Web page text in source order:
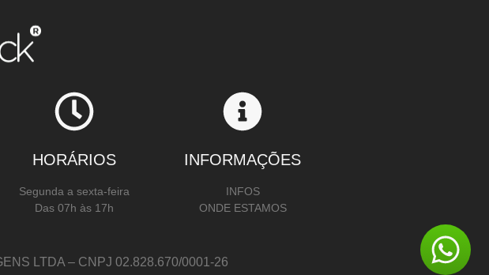
HORÁRIOS
Segunda a sexta-feira
Das 07h às 17h
INFORMAÇÕES
INFOS
ONDE ESTAMOS
LTDA – CNPJ 02.828.670/0001-26